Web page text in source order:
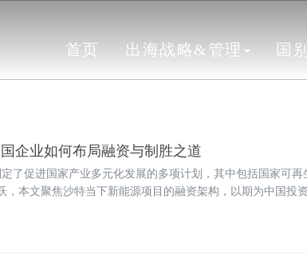
首页 出海战略&管理 国
企业如何布局融资与制胜之道
了促进国家产业多元化发展的多项计划，其中包括国家可
本文聚焦沙特当下新能源项目的融资架构，以期为中国投